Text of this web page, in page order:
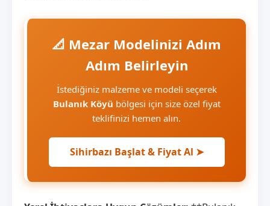
📐 Mezar Modelinizi Adım
Adım Belirleyin
İstediğiniz malzeme ve modeli seçerek
Bulanık Köyü bölgesi için size özel fiyat
teklifinizi hemen alın.
Sihirbazı Başlat & Fiyat Al ➤